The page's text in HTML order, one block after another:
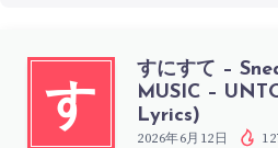
す
すにすて –
MUSIC –
Lyrics)
2026年6月12日